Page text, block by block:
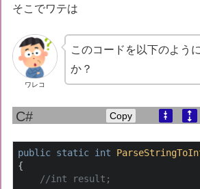
そこでワテは
ワレコ
このコードを以下のよう
か？
Copy
public static int
{
//int result;